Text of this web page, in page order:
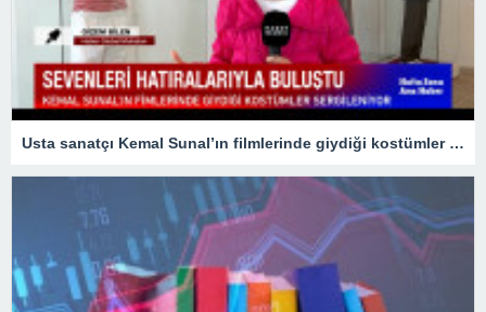
Usta sanatçı Kemal Sunal’ın filmlerinde giydiği kostümler sergileniyor